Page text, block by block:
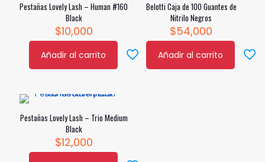
Pestañas Lovely Lash – Human #160
Black
$10,000
Añadir al carrito
Belotti Caja de 100 Guantes de
Nitrilo Negros
$54,000
Añadir al carrito
Pestañas Lovely Lash – Trio Medium
Black
$12,000